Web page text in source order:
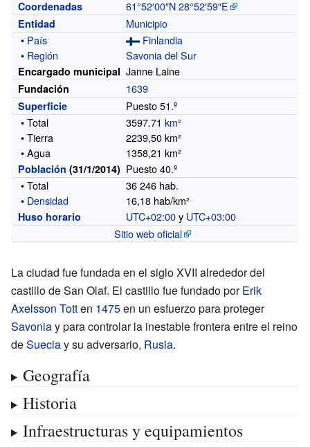
Coordenadas 61°52′00″N28°52′59″E
Entidad
Municipio
• País
Finlandia
• Región Savonia del Sur
Encargado municipal Janne Laine
Fundación 1639
Superficie
Puesto 51.º
• Total
3597.71km²
• Tierra
2239,50 km²
• Agua
1358,21 km²
Población (31/1/2014) Puesto 40.º
• Total
36 246 hab.
• Densidad 16,18 hab/km²
Huso horario UTC+02:00y UTC+03:00
Sitio web oficial
La ciudad fue fundada en el siglo XVII alrededor del
castillo de San Olaf. El castillo fue fundado porErik
Axelsson Totten 1475en un esfuerzo para proteger
Savoniay para controlar la inestable frontera entre el reino
deSueciay su adversario, Rusia.
Geografía
Historia
Infraestructuras y equipamientos